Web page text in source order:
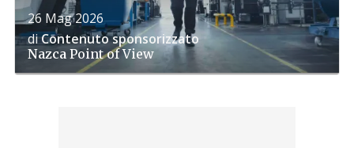
26 Mag 2026
diContenuto sponsorizzato
Nazca Point of View